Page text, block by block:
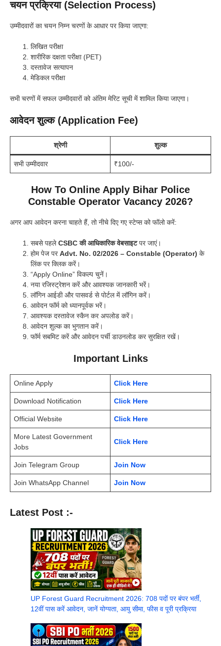
चयन प्रक्रिया (Selection Process)
उम्मीदवारों का चयन निम्न चरणों के आधार पर किया जाएगा:
लिखित परीक्षा
शारीरिक दक्षता परीक्षा (PET)
दस्तावेज सत्यापन
मेडिकल परीक्षा
सभी चरणों में सफल उम्मीदवारों को अंतिम मेरिट सूची में शामिल किया जाएगा।
आवेदन शुल्क (Application Fee)
श्रेणी शुल्क
सभी उम्मीदवार ₹100/-
How To Online Apply Bihar Police
Constable Operator Vacancy 2026?
अगर आप आवेदन करना चाहते हैं, तो नीचे दिए गए स्टेप्स को फॉलो करें:
सबसे पहलेCSBC की आधिकारिक वेबसाइटपर जाएं।
होम पेज परAdvt. No. 02/2026 – Constable (Operator) के
लिंक पर क्लिक करें।
“Apply Online” विकल्प चुनें।
नया रजिस्ट्रेशन करें और आवश्यक जानकारी भरें।
लॉगिन आईडी और पासवर्ड से पोर्टल में लॉगिन करें।
आवेदन फॉर्म को ध्यानपूर्वक भरें।
आवश्यक दस्तावेज स्कैन कर अपलोड करें।
आवेदन शुल्क का भुगतान करें।
फॉर्म सबमिट करें और आवेदन पर्ची डाउनलोड कर सुरक्षित रखें।
Important Links
Online Apply Click Here
Download Notification Click Here
Official Website Click Here
More Latest Government
Jobs
Click Here
Join Telegram Group Join Now
Join WhatsApp Channel Join Now
Latest Post :-
UP Forest Guard Recruitment 2026: 708 पदों पर बंपर भर्ती,
12वीं पास करें आवेदन, जानें योग्यता, आयु सीमा, फीस व पूरी प्रक्रिया